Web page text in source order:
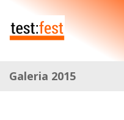
Galeria 2015